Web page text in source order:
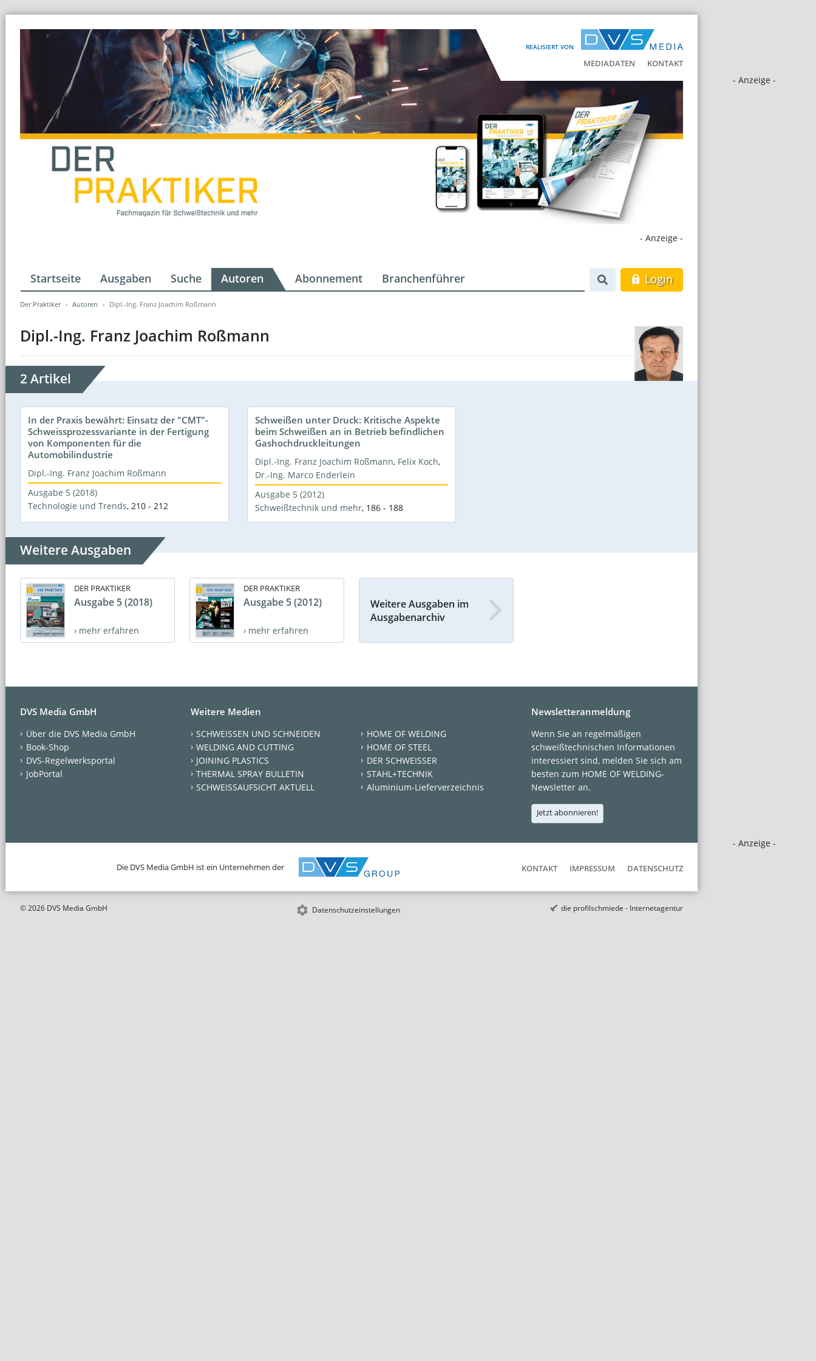
REALISIERT VON
MEDIADATEN KONTAKT
- Anzeige -
- Anzeige -
- Anzeige -
Startseite Ausgaben Suche Autoren Abonnement Branchenführer Login
Der Praktiker Autoren Dipl.-Ing. Franz Joachim Roßmann
Dipl.-Ing. Franz Joachim Roßmann
2 Artikel
In der Praxis bewährt: Einsatz der "CMT"-
Schweissprozessvariante in der Fertigung
von Komponenten für die
Automobilindustrie
Dipl.-Ing. Franz Joachim Roßmann
Ausgabe 5 (2018)
Technologie und Trends, 210 - 212
Schweißen unter Druck: Kritische Aspekte
beim Schweißen an in Betrieb befindlichen
Gashochdruckleitungen
Dipl.-Ing. Franz Joachim Roßmann, Felix Koch,
Dr.-Ing. Marco Enderlein
Ausgabe 5 (2012)
Schweißtechnik und mehr, 186 - 188
Weitere Ausgaben
DER PRAKTIKER
Ausgabe 5 (2018)
› mehr erfahren
DER PRAKTIKER
Ausgabe 5 (2012)
› mehr erfahren
Weitere Ausgaben im
Ausgabenarchiv
DVS Media GmbH
Über die DVS Media GmbH
Book-Shop
DVS-Regelwerksportal
JobPortal
Weitere Medien
SCHWEISSEN UND SCHNEIDEN
WELDING AND CUTTING
JOINING PLASTICS
THERMAL SPRAY BULLETIN
SCHWEISSAUFSICHT AKTUELL
HOME OF WELDING
HOME OF STEEL
DER SCHWEISSER
STAHL+TECHNIK
Aluminium-Lieferverzeichnis
Newsletteranmeldung
Wenn Sie an regelmäßigen
schweißtechnischen Informationen
interessiert sind, melden Sie sich am
besten zum HOME OF WELDING-
Newsletter an.
Jetzt abonnieren!
Die DVS Media GmbH ist ein Unternehmen der KONTAKT IMPRESSUM DATENSCHUTZ
© 2026 DVS Media GmbH Datenschutzeinstellungen die profilschmiede - Internetagentur